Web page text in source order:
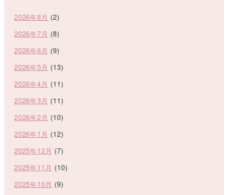
2026年8月 (2)
2026年7月 (8)
2026年6月 (9)
2026年5月 (13)
2026年4月 (11)
2026年3月 (11)
2026年2月 (10)
2026年1月 (12)
2025年12月 (7)
2025年11月 (10)
2025年10月 (9)